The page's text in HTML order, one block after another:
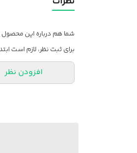
شما هم درباره این محصول
برای ثبت نظر، لازم است
افزودن نظر